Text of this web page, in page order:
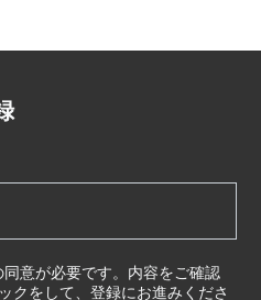
同意が必要です。内容をご確認
クをして、登録にお進みくださ